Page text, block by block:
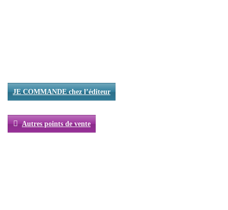
JE COMMANDE chez l’éditeur
Autres points de vente